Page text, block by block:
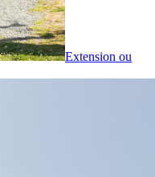
Extension ou